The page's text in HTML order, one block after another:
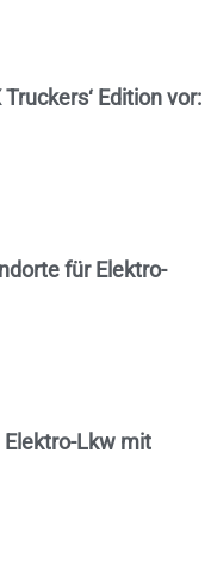
Edition vor:
für Elektro-
Lkw mit